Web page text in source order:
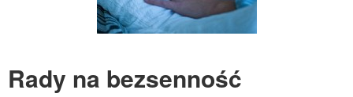
Rady na bezsenność